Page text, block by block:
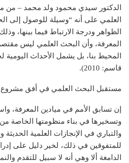
الدكتور سيدي محمود ولد محمد – من
العلمي على أنه “وسيلة للوصول إلى
الظواهر ودرجة الارتباط فيما بينها،
المعرفة، وأن البحث العلمي ليس
المحيط بنا، بل يشمل الأحداث اليومية
قاسم: 2010).
مستقبل البحث العلمي في أفق مشروع
إن تسابق الأمم في ميادين المعرفة،
وتسخيرها في بناء منظومتها الخاصة من
والتباري في الإنجازات العلمية
للمتفوقين في ذلك، لخير دليل على
الدامغة ألا وهي أنه لا سبيل للتقدم